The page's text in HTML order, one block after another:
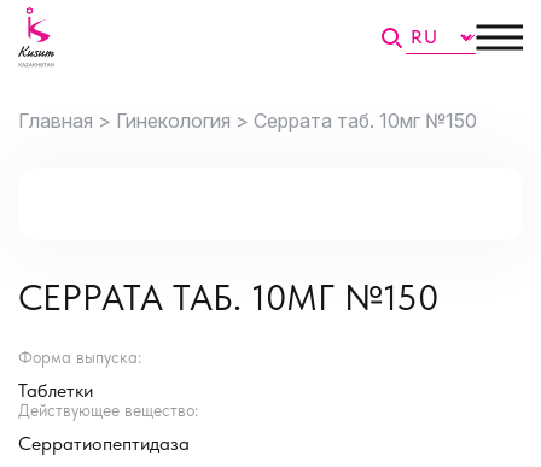
Главная > Гинекология > Серрата таб. 10мг №150
СЕРРАТА ТАБ. 10МГ №150
Форма выпуска:
Таблетки
Действующее вещество:
Серратиопептидаза